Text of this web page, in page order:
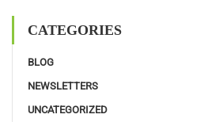
CATEGORIES
BLOG
NEWSLETTERS
UNCATEGORIZED